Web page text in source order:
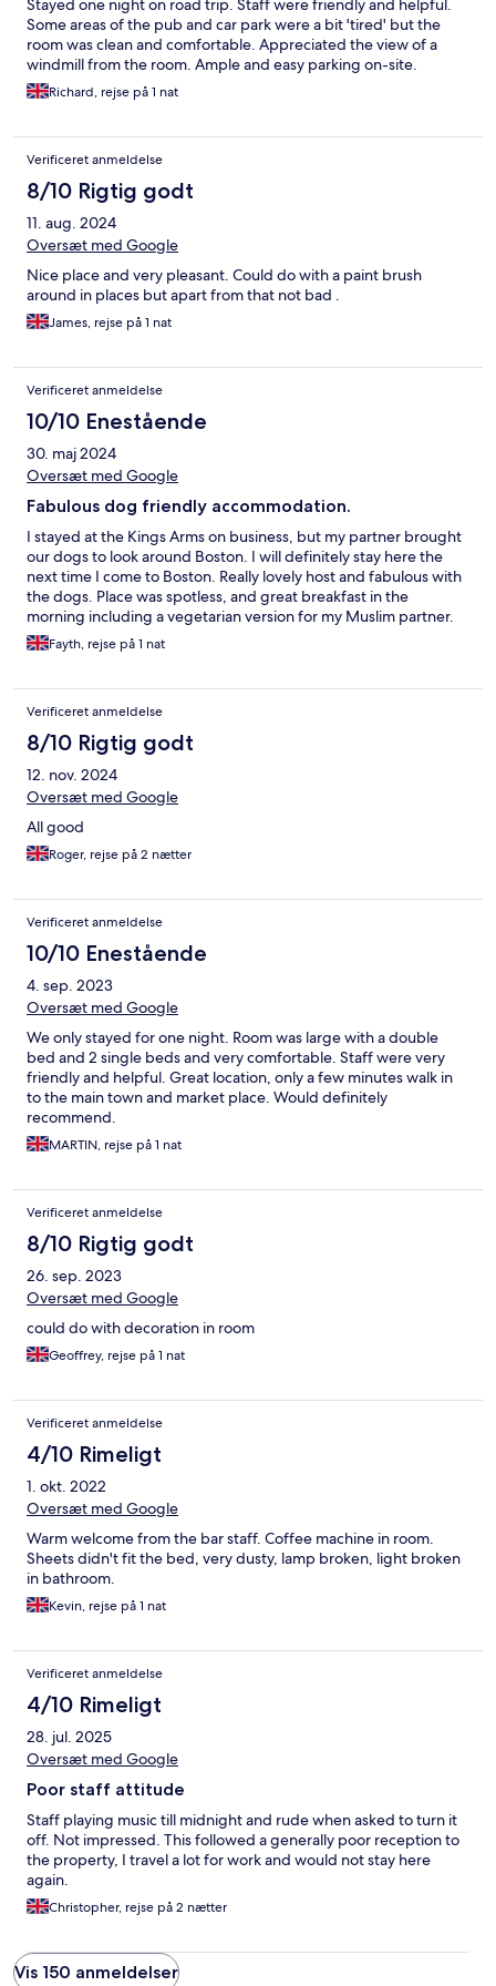
Stayed one night on road trip. Staff were friendly and helpful.
Some areas of the pub and car park were a bit 'tired' but the
room was clean and comfortable. Appreciated the view of a
windmill from the room. Ample and easy parking on-site.
Richard, rejse på 1 nat
Verificeret anmeldelse
8/10 Rigtig godt
11. aug. 2024
Oversæt med Google
Nice place and very pleasant. Could do with a paint brush
around in places but apart from that not bad .
James, rejse på 1 nat
Verificeret anmeldelse
10/10 Enestående
30. maj 2024
Oversæt med Google
Fabulous dog friendly accommodation.
I stayed at the Kings Arms on business, but my partner brought
our dogs to look around Boston. I will definitely stay here the
next time I come to Boston. Really lovely host and fabulous with
the dogs. Place was spotless, and great breakfast in the
morning including a vegetarian version for my Muslim partner.
Very relaxed and more like home from home, which is our kind
of accommodation.
Fayth, rejse på 1 nat
Verificeret anmeldelse
8/10 Rigtig godt
12. nov. 2024
Oversæt med Google
All good
Roger, rejse på 2 nætter
Verificeret anmeldelse
10/10 Enestående
4. sep. 2023
Oversæt med Google
We only stayed for one night. Room was large with a double
bed and 2 single beds and very comfortable. Staff were very
friendly and helpful. Great location, only a few minutes walk in
to the main town and market place. Would definitely
recommend.
MARTIN, rejse på 1 nat
Verificeret anmeldelse
8/10 Rigtig godt
26. sep. 2023
Oversæt med Google
could do with decoration in room
Geoffrey, rejse på 1 nat
Verificeret anmeldelse
4/10 Rimeligt
1. okt. 2022
Oversæt med Google
Warm welcome from the bar staff. Coffee machine in room.
Sheets didn't fit the bed, very dusty, lamp broken, light broken
in bathroom.
Kevin, rejse på 1 nat
Verificeret anmeldelse
4/10 Rimeligt
28. jul. 2025
Oversæt med Google
Poor staff attitude
Staff playing music till midnight and rude when asked to turn it
off. Not impressed. This followed a generally poor reception to
the property, I travel a lot for work and would not stay here
again.
Christopher, rejse på 2 nætter
Vis 150 anmeldelser